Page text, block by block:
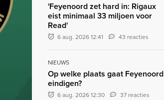
'Feyenoord zet hard in: Rigaux
eist minimaal 33 miljoen voor
Read'
6 aug. 2026 12:41 43 reacties
NIEUWS
Op welke plaats gaat Feyenoord
eindigen?
6 aug. 2026 12:30 37 reacties